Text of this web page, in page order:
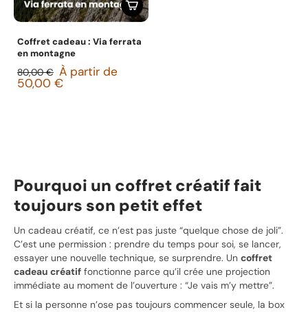
Coffret cadeau : Via ferrata
en montagne
80,00 € À partir de
50,00 €
Pourquoi un coffret créatif fait
toujours son petit effet
Un cadeau créatif, ce n’est pas juste “quelque chose de joli”.
C’est une permission : prendre du temps pour soi, se lancer,
essayer une nouvelle technique, se surprendre. Un coffret
cadeau créatif fonctionne parce qu’il crée une projection
immédiate au moment de l’ouverture : “Je vais m’y mettre”.
Et si la personne n’ose pas toujours commencer seule, la box